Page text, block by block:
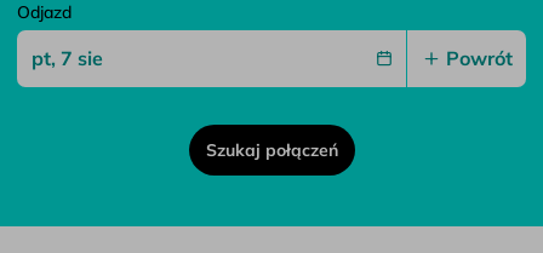
Odjazd
Powrót
Szukaj połączeń